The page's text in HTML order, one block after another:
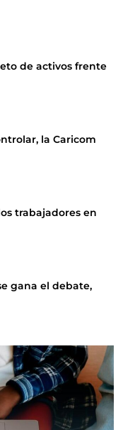
de activos frente
la Caricom
trabajadores en
gana el debate,